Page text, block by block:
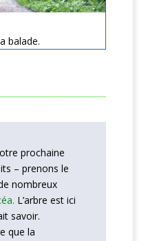
balade.
prochaine
– prenons le
nombreux
L’arbre est ici
savoir.
que la